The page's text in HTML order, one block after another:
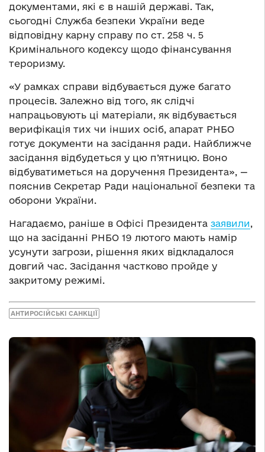
документами, які є в нашій державі. Так,
сьогодні Служба безпеки України веде
відповідну карну справу по ст. 258 ч. 5
Кримінального кодексу щодо фінансування
тероризму.
«У рамках справи відбувається дуже багато
процесів. Залежно від того, як слідчі
напрацьовують ці матеріали, як відбувається
верифікація тих чи інших осіб, апарат РНБО
готує документи на засідання ради. Найближче
засідання відбудеться у цю п’ятницю. Воно
відбуватиметься на доручення Президента», —
пояснив Секретар Ради національної безпеки та
оборони України.
Нагадаємо, раніше в Офісі Президента заявили,
що на засіданні РНБО 19 лютого мають намір
усунути загрози, рішення яких відкладалося
довгий час. Засідання частково пройде у
закритому режимі.
АНТИРОСІЙСЬКІ САНКЦІЇ